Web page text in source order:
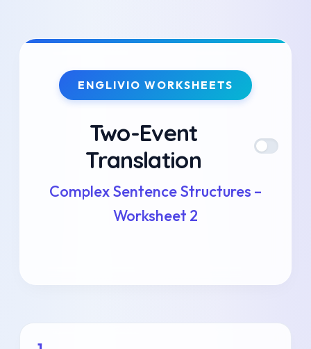
Skip
ENGLIVIO WORKSHEETS
Two-Event
Translation
Complex Sentence Structures –
Worksheet 2